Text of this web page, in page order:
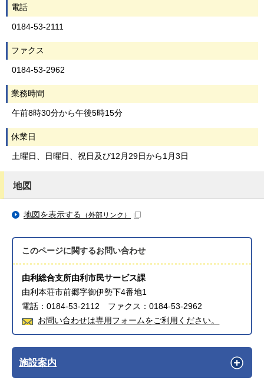
電話
0184-53-2111
ファクス
0184-53-2962
業務時間
午前8時30分から午後5時15分
休業日
土曜日、日曜日、祝日及び12月29日から1月3日
地図
地図を表示する （外部リンク）
このページに関するお問い合わせ
由利総合支所由利市民サービス課
由利本荘市前郷字御伊勢下4番地1
電話：0184-53-2112 ファクス：0184-53-2962
お問い合わせは専用フォームをご利用ください。
施設案内